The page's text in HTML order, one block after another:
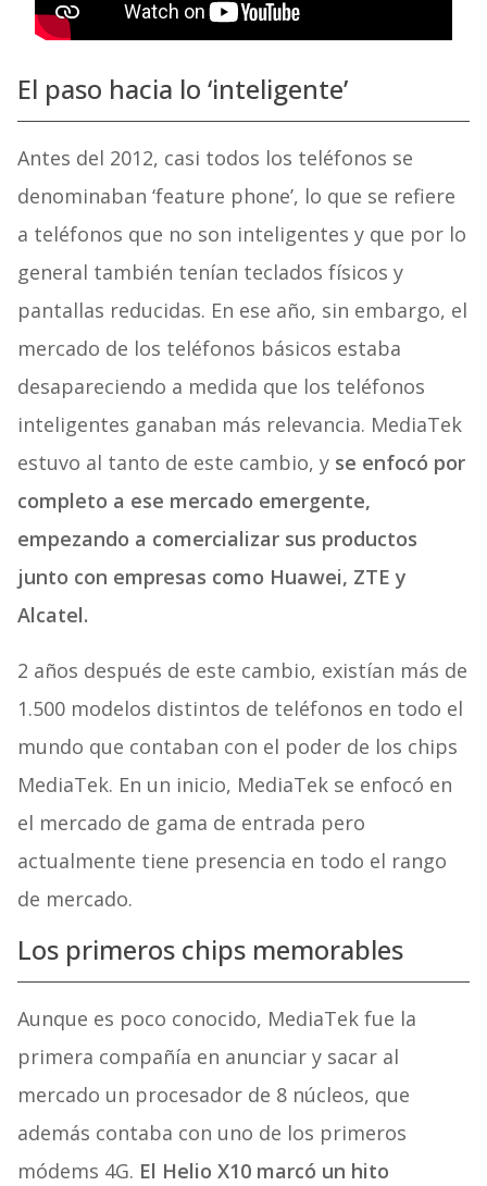
El paso hacia lo ‘inteligente’
Antes del 2012, casi todos los teléfonos se
denominaban ‘feature phone’, lo que se refiere
a teléfonos que no son inteligentes y que por lo
general también tenían teclados físicos y
pantallas reducidas. En ese año, sin embargo, el
mercado de los teléfonos básicos estaba
desapareciendo a medida que los teléfonos
inteligentes ganaban más relevancia. MediaTek
estuvo al tanto de este cambio, y se enfocó por
completo a ese mercado emergente,
empezando a comercializar sus productos
junto con empresas como Huawei, ZTE y
Alcatel.
2 años después de este cambio, existían más de
1.500 modelos distintos de teléfonos en todo el
mundo que contaban con el poder de los chips
MediaTek. En un inicio, MediaTek se enfocó en
el mercado de gama de entrada pero
actualmente tiene presencia en todo el rango
de mercado.
Los primeros chips memorables
Aunque es poco conocido, MediaTek fue la
primera compañía en anunciar y sacar al
mercado un procesador de 8 núcleos, que
además contaba con uno de los primeros
módems 4G. El Helio X10 marcó un hito